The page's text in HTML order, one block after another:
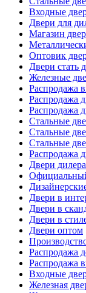
Входные
Двери для
Магазин
Оптовик
Двери стать
Железные
Распродажа
Распродажа
Распродажа
Стальные
Стальные
Стальные
Распродажа
Двери
Двери в
Двери в
Двери в
Двери оптом
Распродажа
Распродажа
Входные
Железная